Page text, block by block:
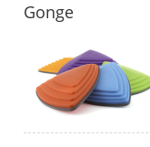
Gonge